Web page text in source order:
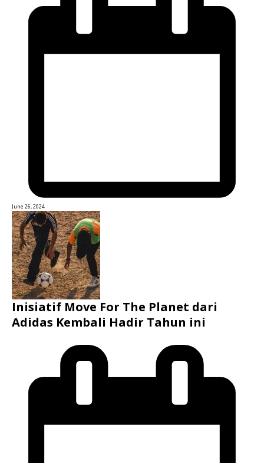
June 26, 2024
Inisiatif Move For The Planet dari
Adidas Kembali Hadir Tahun ini